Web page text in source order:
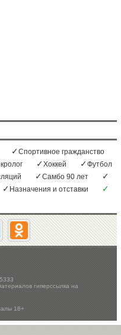
Спортивное гражданство
Хоккей
Футбол
Самбо 90 лет
Назначения и отставки
гиперссылка на
16+